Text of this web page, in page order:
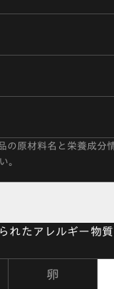
の原材料名と栄養成
。
たアレルギー物
卵